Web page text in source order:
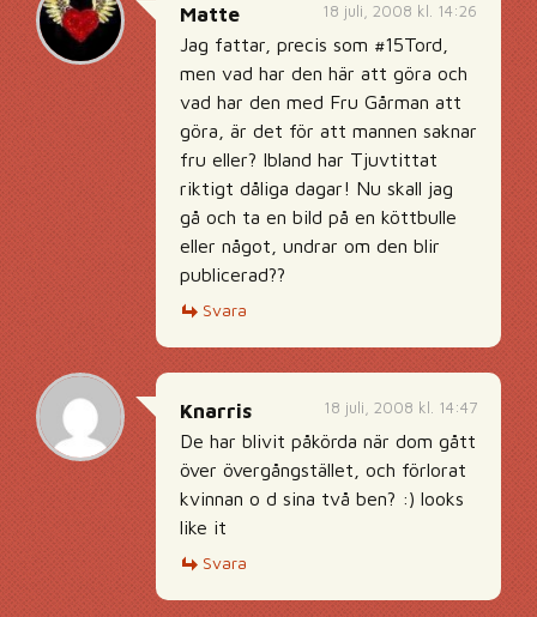
18 juli, 2008 kl. 14:26
Matte
Jag fattar, precis som #15Tord,
men vad har den här att göra och
vad har den med Fru Gårman att
göra, är det för att mannen saknar
fru eller? Ibland har Tjuvtittat
riktigt dåliga dagar! Nu skall jag
gå och ta en bild på en köttbulle
eller något, undrar om den blir
publicerad??
Svara
18 juli, 2008 kl. 14:47
Knarris
De har blivit påkörda när dom gått
över övergångstället, och förlorat
kvinnan o d sina två ben? :) looks
like it
Svara